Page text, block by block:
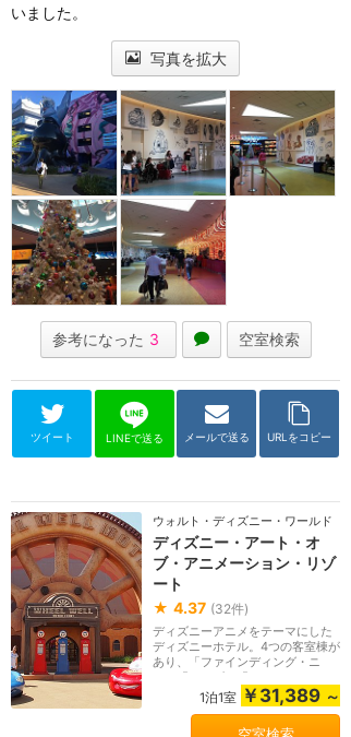
いました。
写真を拡大
参考になった 3 空室検索
ツイート LINEで送る メールで送る URLをコピー
ウォルト・ディズニー・ワールド（
ディズニー・アート・オ
ブ・アニメーション・リゾ
ート
★ 4.37 (32件)
ディズニーアニメをテーマにした
ディズニーホテル。4つの客室棟が
あり、「ファインディング・ニ
モ」「カーズ」「ラ...
1泊1室 ￥31,389 ～